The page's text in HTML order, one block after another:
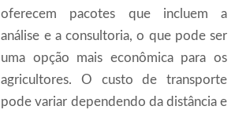
oferecem pacotes que incluem a
análise e a consultoria, o que pode ser
uma opção mais econômica para os
agricultores. O custo de transporte
pode variar dependendo da distância e